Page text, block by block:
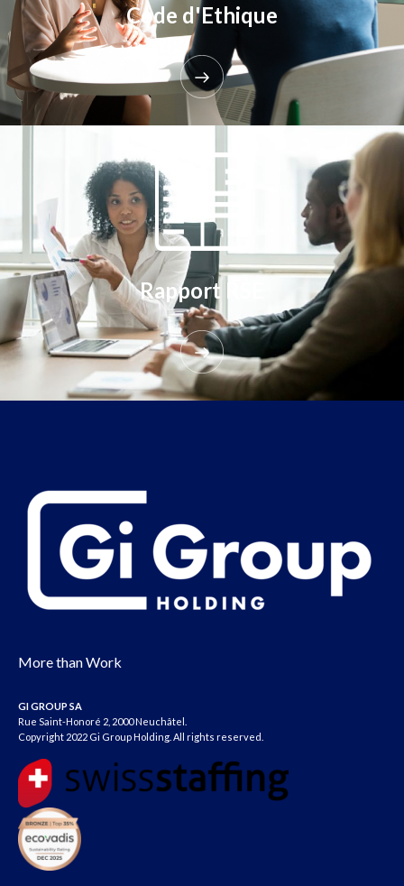
Code d'Ethique
Rapport RSE
More than Work
GI GROUP SA
Rue Saint-Honoré 2, 2000 Neuchâtel.
Copyright 2022 Gi Group Holding. All rights reserved.